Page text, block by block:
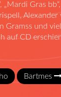
„Mardi Gras
Alexander
Gramss und
auf CD
Bartmes